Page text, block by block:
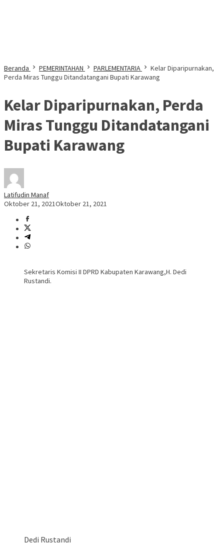
Beranda PEMERINTAHAN PARLEMENTARIA
Kelar Diparipurnakan,
Perda Miras Tunggu Ditandatangani Bupati Karawang
Kelar Diparipurnakan, Perda
Miras Tunggu Ditandatangani
Bupati Karawang
Latifudin Manaf
Oktober 21, 2021Oktober 21, 2021
Sekretaris Komisi II DPRD Kabupaten Karawang,H. Dedi
Rustandi.
Dedi Rustandi